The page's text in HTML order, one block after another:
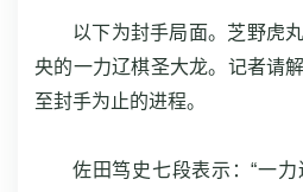
以下为封手局面。芝野虎
央的一力辽棋圣大龙。记者请
至封手为止的进程。
佐田笃史七段表示：“一